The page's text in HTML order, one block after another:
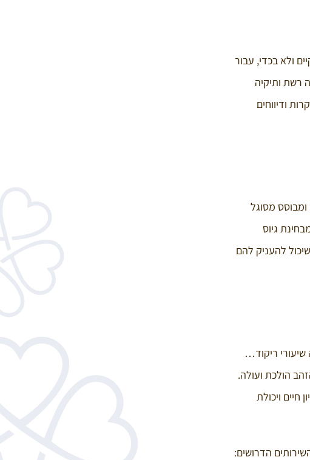
ולא בכדי, עבור
רשת ותיקיה
ודיווחים
ומבוסס מסוגל
גיוס
להעניק להם
ריקוד…
גיל הזהב הולכת ועולה.
חיים ויכולת
של כל השירותים הדרושים: